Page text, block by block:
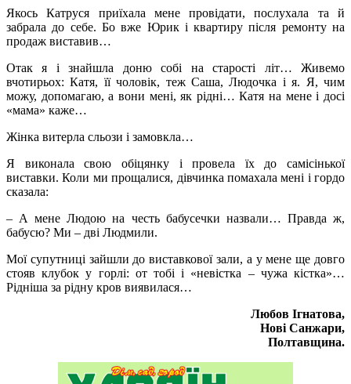
Якось Катруся приїхала мене провідати, послухала та й
забрала до себе. Бо вже Юрик і квартиру після ремонту на
продаж виставив…
Отак я і знайшла доню собі на старості літ… Живемо
вчотирьох: Катя, її чоловік, теж Саша, Людочка і я. Я, чим
можу, допомагаю, а вони мені, як рідні… Катя на мене і досі
«мама» каже…
Жінка витерла сльози і замовкла…
Я виконала свою обіцянку і провела їх до самісінької
виставки. Коли ми прощалися, дівчинка помахала мені і гордо
сказала:
– А мене Людою на честь бабусечки назвали… Правда ж,
бабусю? Ми – дві Людмили.
Мої супутниці зайшли до виставкової зали, а у мене ще довго
стояв клубок у горлі: от тобі і «невістка – чужа кістка»…
Рідніша за рідну кров виявилася…
Любов Ігнатова,
Нові Санжари,
Полтавщина.